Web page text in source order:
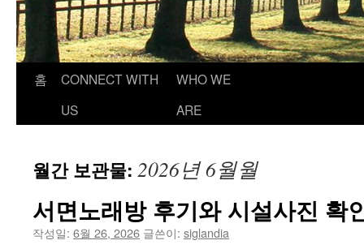
홈
CONNECT WITH
US
WHO WE
ARE
월간 보관물: 2026년 6월월
서면노래방 후기와 시설사진 확
작성일: 6월 26, 2026 글쓴이: siglandia